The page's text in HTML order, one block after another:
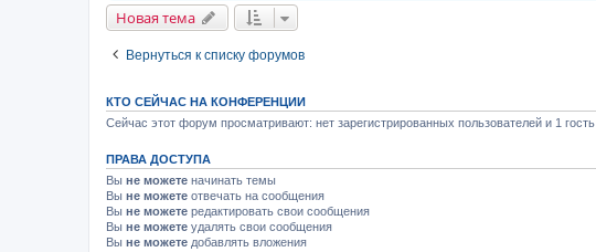
Новая тема
Вернуться к списку форумов
КТО СЕЙЧАС НА КОНФЕРЕНЦИИ
Сейчас этот форум просматривают: нет зарегистрированных пользователей и 1 гость
ПРАВА ДОСТУПА
Вы не можете начинать темы
Вы не можете отвечать на сообщения
Вы не можете редактировать свои сообщения
Вы не можете удалять свои сообщения
Вы не можете добавлять вложения